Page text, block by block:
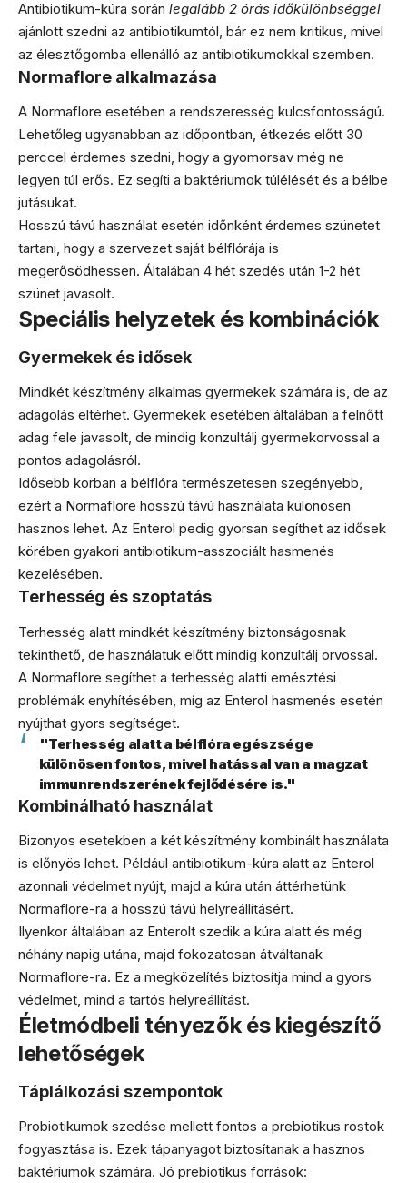
Antibiotikum-kúra során legalább 2 órás időkülönbséggel
ajánlott szedni az antibiotikumtól, bár ez nem kritikus, mivel
az élesztőgomba ellenálló az antibiotikumokkal szemben.
Normaflore alkalmazása
A Normaflore esetében a rendszeresség kulcsfontosságú.
Lehetőleg ugyanabban az időpontban, étkezés előtt 30
perccel érdemes szedni, hogy a gyomorsav még ne
legyen túl erős. Ez segíti a baktériumok túlélését és a bélbe
jutásukat.
Hosszú távú használat esetén időnként érdemes szünetet
tartani, hogy a szervezet saját bélflórája is
megerősödhessen. Általában 4 hét szedés után 1-2 hét
szünet javasolt.
Speciális helyzetek és kombinációk
Gyermekek és idősek
Mindkét készítmény alkalmas gyermekek számára is, de az
adagolás eltérhet. Gyermekek esetében általában a felnőtt
adag fele javasolt, de mindig konzultálj gyermekorvossal a
pontos adagolásról.
Idősebb korban a bélflóra természetesen szegényebb,
ezért a Normaflore hosszú távú használata különösen
hasznos lehet. Az Enterol pedig gyorsan segíthet az idősek
körében gyakori antibiotikum-asszociált hasmenés
kezelésében.
Terhesség és szoptatás
Terhesség alatt mindkét készítmény biztonságosnak
tekinthető, de használatuk előtt mindig konzultálj orvossal.
A Normaflore segíthet a terhesség alatti emésztési
problémák enyhítésében, míg az Enterol hasmenés esetén
nyújthat gyors segítséget.
"Terhesség alatt a bélflóra egészsége
különösen fontos, mivel hatással van a magzat
immunrendszerének fejlődésére is."
Kombinálható használat
Bizonyos esetekben a két készítmény kombinált használata
is előnyös lehet. Például antibiotikum-kúra alatt az Enterol
azonnali védelmet nyújt, majd a kúra után áttérhetünk
Normaflore-ra a hosszú távú helyreállításért.
Ilyenkor általában az Enterolt szedik a kúra alatt és még
néhány napig utána, majd fokozatosan átváltanak
Normaflore-ra. Ez a megközelítés biztosítja mind a gyors
védelmet, mind a tartós helyreállítást.
Életmódbeli tényezők és kiegészítő
lehetőségek
Táplálkozási szempontok
Probiotikumok szedése mellett fontos a prebiotikus rostok
fogyasztása is. Ezek tápanyagot biztosítanak a hasznos
baktériumok számára. Jó prebiotikus források: